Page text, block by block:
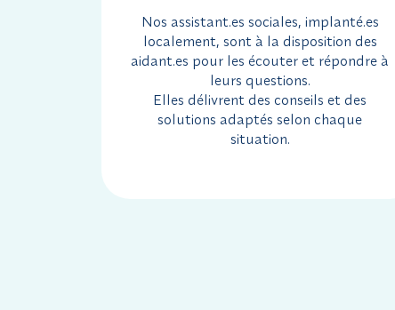
Nos assistant.es sociales, implanté.es
localement, sont à la disposition des
aidant.es pour les écouter et répondre à
leurs questions.
Elles délivrent des conseils et des
solutions adaptés selon chaque
situation.